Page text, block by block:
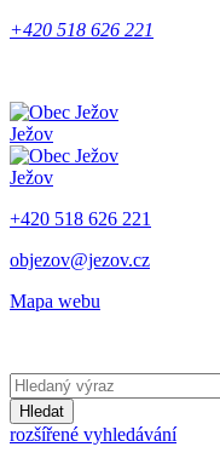
+420 518 626 221
Ježov
Ježov
+420 518 626 221
objezov@jezov.cz
Mapa webu
Hledat
rozšířené vyhledávání